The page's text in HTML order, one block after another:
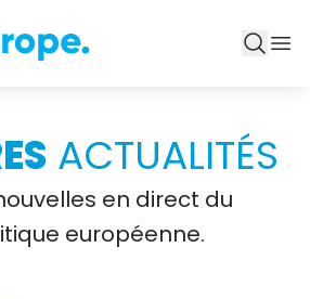
ACTUALITÉS
en direct du
européenne.